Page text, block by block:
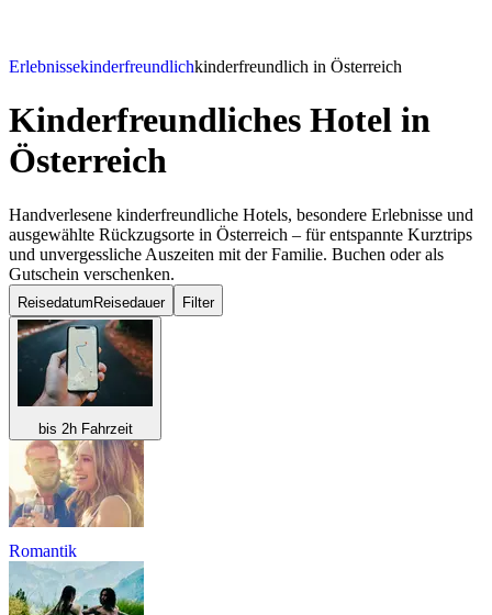
Erlebnissekinderfreundlichkinderfreundlich in Österreich
Kinderfreundliches Hotel in
Österreich
Handverlesene kinderfreundliche Hotels, besondere Erlebnisse und
ausgewählte Rückzugsorte in Österreich – für entspannte Kurztrips
und unvergessliche Auszeiten mit der Familie. Buchen oder als
Gutschein verschenken.
Reisedatum Reisedauer Filter
bis 2h Fahrzeit
Romantik